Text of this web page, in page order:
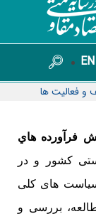
EN
و فعالیت ها
فرآورده هاي
کشور و در
های کلی
بررسی و